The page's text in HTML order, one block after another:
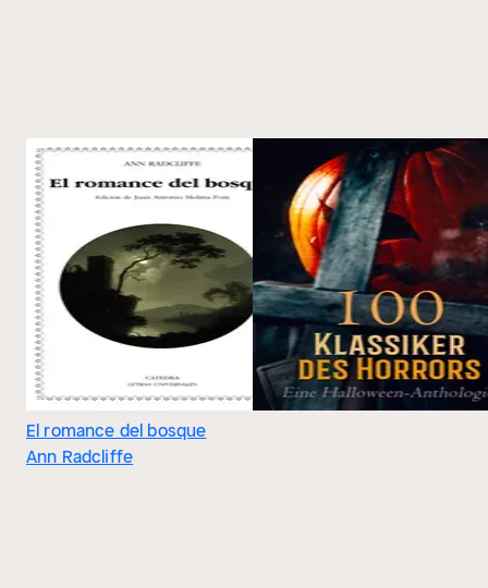
El romance del bosque
Ann Radcliffe